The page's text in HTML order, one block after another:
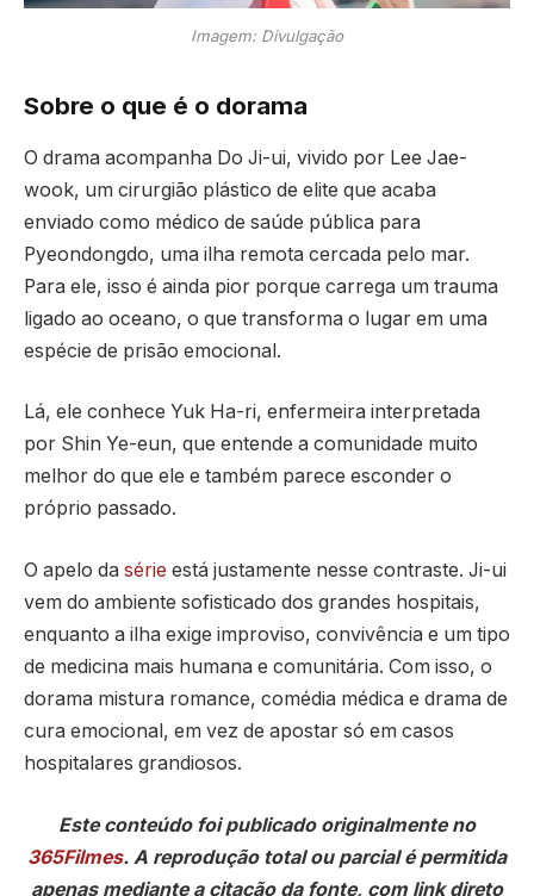
Imagem: Divulgação
Sobre o que é o dorama
O drama acompanha Do Ji-ui, vivido por Lee Jae-
wook, um cirurgião plástico de elite que acaba
enviado como médico de saúde pública para
Pyeondongdo, uma ilha remota cercada pelo mar.
Para ele, isso é ainda pior porque carrega um trauma
ligado ao oceano, o que transforma o lugar em uma
espécie de prisão emocional.
Lá, ele conhece Yuk Ha-ri, enfermeira interpretada
por Shin Ye-eun, que entende a comunidade muito
melhor do que ele e também parece esconder o
próprio passado.
O apelo da série está justamente nesse contraste. Ji-ui
vem do ambiente sofisticado dos grandes hospitais,
enquanto a ilha exige improviso, convivência e um tipo
de medicina mais humana e comunitária. Com isso, o
dorama mistura romance, comédia médica e drama de
cura emocional, em vez de apostar só em casos
hospitalares grandiosos.
Este conteúdo foi publicado originalmente no
365Filmes. A reprodução total ou parcial é permitida
apenas mediante a citação da fonte, com link direto